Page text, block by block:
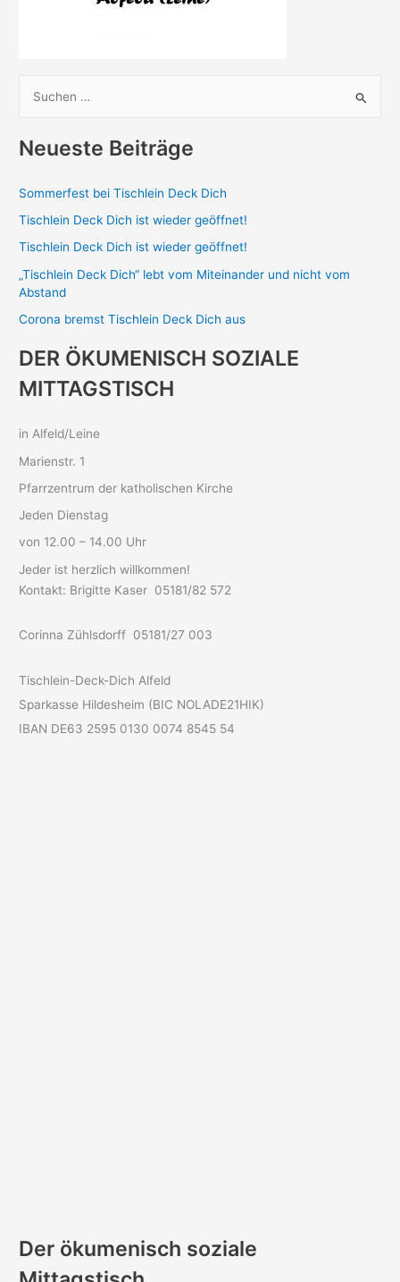
h
a
c
:
Neueste Beiträge
Sommerfest bei Tischlein Deck Dich
Tischlein Deck Dich ist wieder geöffnet!
Tischlein Deck Dich ist wieder geöffnet!
„Tischlein Deck Dich“ lebt vom Miteinander und nicht vom
Abstand
Corona bremst Tischlein Deck Dich aus
DER ÖKUMENISCH SOZIALE
MITTAGSTISCH
in Alfeld/Leine
Marienstr. 1
Pfarrzentrum der katholischen Kirche
Jeden Dienstag
von 12.00 – 14.00 Uhr
Jeder ist herzlich willkommen!
Kontakt: Brigitte Kaser 05181/82 572
Corinna Zühlsdorff 05181/27 003
Tischlein-Deck-Dich Alfeld
Sparkasse Hildesheim (BIC NOLADE21HIK)
IBAN DE63 2595 0130 0074 8545 54
Der ökumenisch soziale